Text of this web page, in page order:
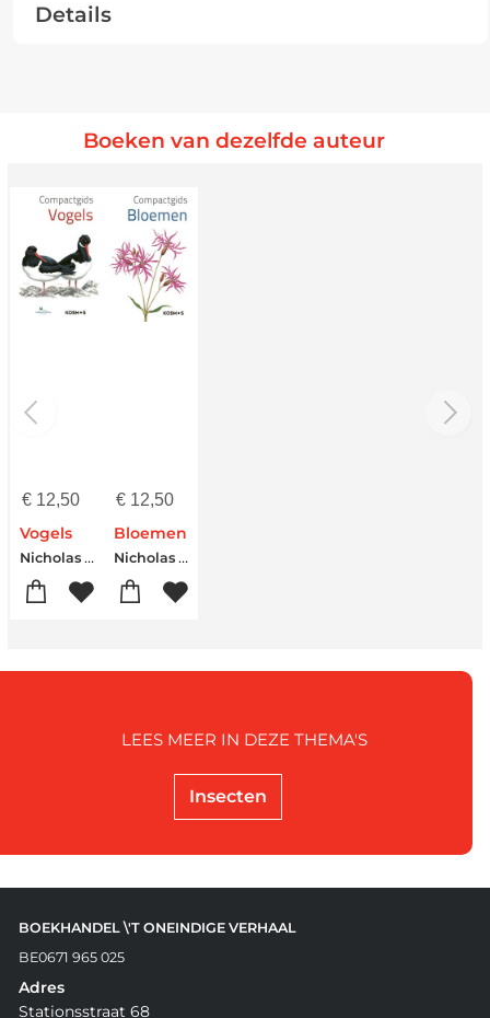
Details
Boeken van dezelfde auteur
€12,50
Vogels
Nicholas Hammond
€12,50
Bloemen
Nicholas Hammond
Insecten
LEES MEER IN DEZE THEMA'S
BOEKHANDEL \'T ONEINDIGE VERHAAL
BE0671 965 025
Adres
Stationsstraat 68